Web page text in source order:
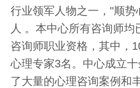
行业领军人物之一，"顺势
人 。本中心所有咨询师均
咨询师职业资格，其中，
心理专家3名。中心成立
了大量的心理咨询案例和